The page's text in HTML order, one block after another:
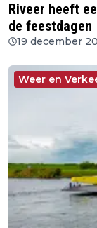
Riveer heeft
de feestdagen
19 december
Weer en